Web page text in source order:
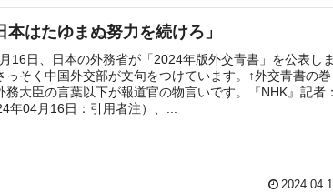
「金を経由するドル入手」手段ではないのか？
で拡大 ⇒ 海外資金の動きに強く左右される状態
「50.5％」に上昇
国家が行った恐るべき株価操作であり、空前の国政
本はたゆまぬ努力を続けろ」
16日、日本の外務省が「2024年版外交青書」を公表しま
っそく中国外交部が文句をつけています。↑外交青書の巻
務大臣の言葉以下が報道官の物言いです。『NHK』記者：
年04月16日：引用者注）、...